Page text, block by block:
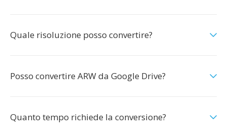
Quale risoluzione posso convertire?
Posso convertire ARW da Google Drive?
Quanto tempo richiede la conversione?